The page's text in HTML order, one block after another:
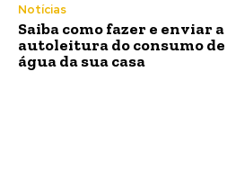
Notícias
Saiba como fazer e enviar a
autoleitura do consumo de
água da sua casa